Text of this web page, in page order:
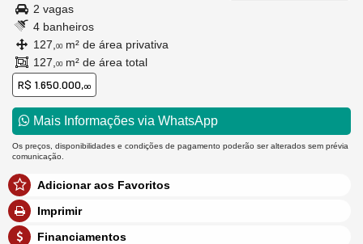
2 vagas
4 banheiros
127, 00 m² de área privativa
127, 00 m² de área total
R$ 1.650.000,00
Mais Informações via WhatsApp
Os preços, disponibilidades e condições de pagamento poderão ser alterados sem prévia
comunicação.
Adicionar aos Favoritos
Imprimir
Financiamentos